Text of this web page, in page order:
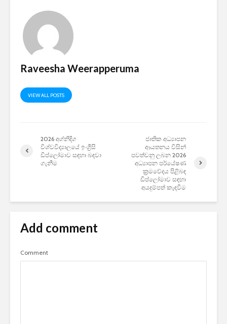
Raveesha Weerapperuma
VIEW ALL POSTS
2026 අග්නිදිග
විශ්වවිද්‍යාලයේ ඉංග්‍රීසි
ඩිප්ලෝමාව සඳහා බඳවා
ගැනීම
ජාතික අධ්‍යාපන
ආයතනය විසින්
පවත්වනු ලබන 2026
අධ්‍යාපන පර්යේෂණ
ක්‍රමවේදය පිළිබඳ
ඩිප්ලෝමාව සඳහා
අයදුම්පත් කැඳවීම
Add comment
Comment